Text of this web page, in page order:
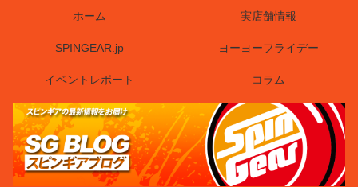
ホーム 実店舗情報
SPINGEAR.jp ヨーヨーフライデー
イベントレポート コラム